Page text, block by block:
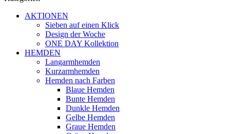
AKTIONEN
Sieben auf einen Klick
Design der Woche
ONE DAY Kollektion
HEMDEN
Langarmhemden
Kurzarmhemden
Hemden nach Farben
Blaue Hemden
Bunte Hemden
Dunkle Hemden
Gelbe Hemden
Graue Hemden